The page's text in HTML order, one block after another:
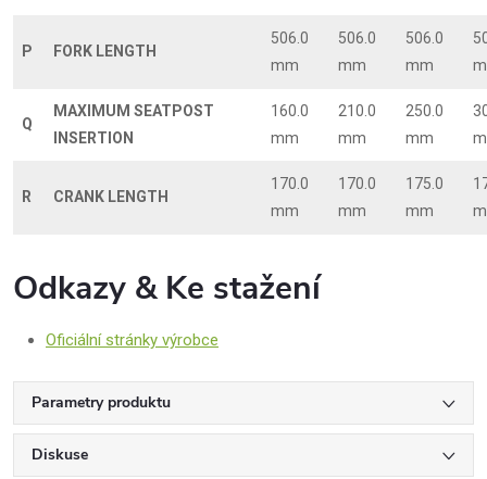
P FORK LENGTH
506.0
mm
506.0
mm
506.0
mm
Q
MAXIMUM SEATPOST
INSERTION
160.0
mm
210.0
mm
250.0
mm
R CRANK LENGTH
170.0
mm
170.0
mm
175.0
mm
Odkazy & Ke stažení
Oficiální stránky výrobce
Parametry produktu
Diskuse